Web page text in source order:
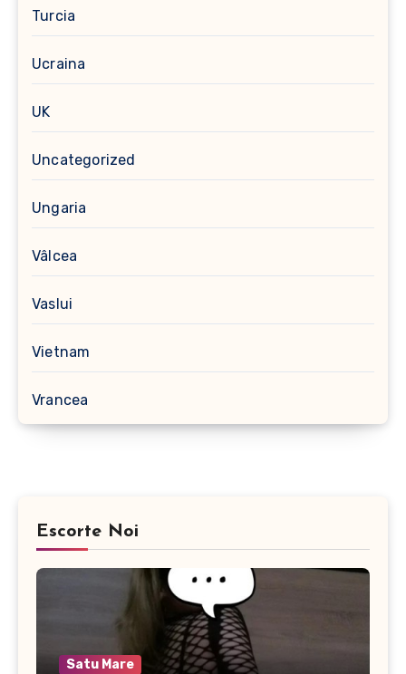
Turcia
Ucraina
UK
Uncategorized
Ungaria
Vâlcea
Vaslui
Vietnam
Vrancea
Escorte Noi
Satu Mare